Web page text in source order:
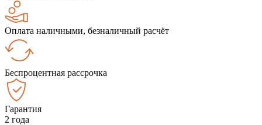
Оплата наличными, безналичный расчёт
Беспроцентная рассрочка
Гарантия
2 года